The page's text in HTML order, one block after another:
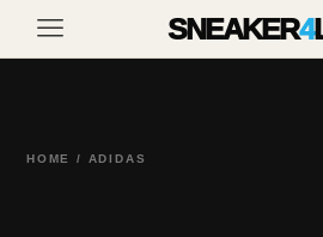
SNEAKER4
HOME / ADIDAS